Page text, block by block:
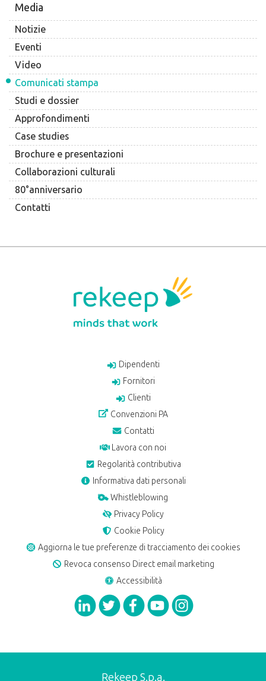
Media
Notizie
Eventi
Video
Comunicati stampa
Studi e dossier
Approfondimenti
Case studies
Brochure e presentazioni
Collaborazioni culturali
80°anniversario
Contatti
Dipendenti
Fornitori
Clienti
Convenzioni PA
Contatti
Lavora con noi
Regolarità contributiva
Informativa dati personali
Whistleblowing
Privacy Policy
Cookie Policy
Aggiorna le tue preferenze di tracciamento dei cookies
Revoca consenso Direct email marketing
Accessibilità
Rekeep S.p.a.